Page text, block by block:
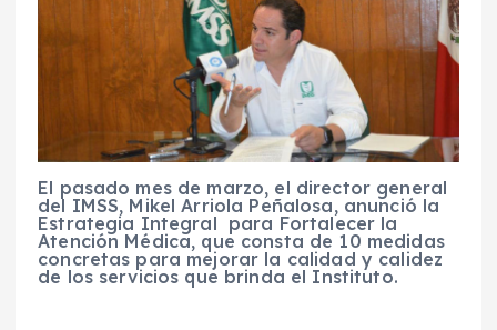
El pasado mes de marzo, el director general
del IMSS, Mikel Arriola Peñalosa, anunció la
Estrategia Integral para Fortalecer la
Atención Médica, que consta de 10 medidas
concretas para mejorar la calidad y calidez
de los servicios que brinda el Instituto.